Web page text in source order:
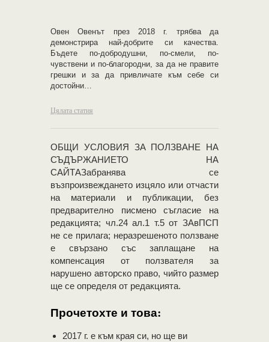
Овен Овенът през 2018 г. трябва да
демонстрира най-добрите си качества.
Бъдете по-добродушни, по-смели, по-
чувствени и по-благородни, за да не правите
грешки и за да привличате към себе си
достойни…
Цялата статия
OБЩИ УСЛОВИЯ ЗА ПОЛЗВАНЕ НА
СЪДЪРЖАНИЕТО НА
САЙТАЗабранява се
възпроизвеждането изцяло или отчасти
на материали и публикации, без
предварително писмено съгласие на
редакцията; чл.24 ал.1 т.5 от ЗАвПСП
не се прилага; неразрешеното ползване
е свързано със заплащане на
компенсация от ползвателя за
нарушено авторско право, чийто размер
ще се определя от редакцията.
Прочетохте и това:
2017 г. е към края си, но ще ви